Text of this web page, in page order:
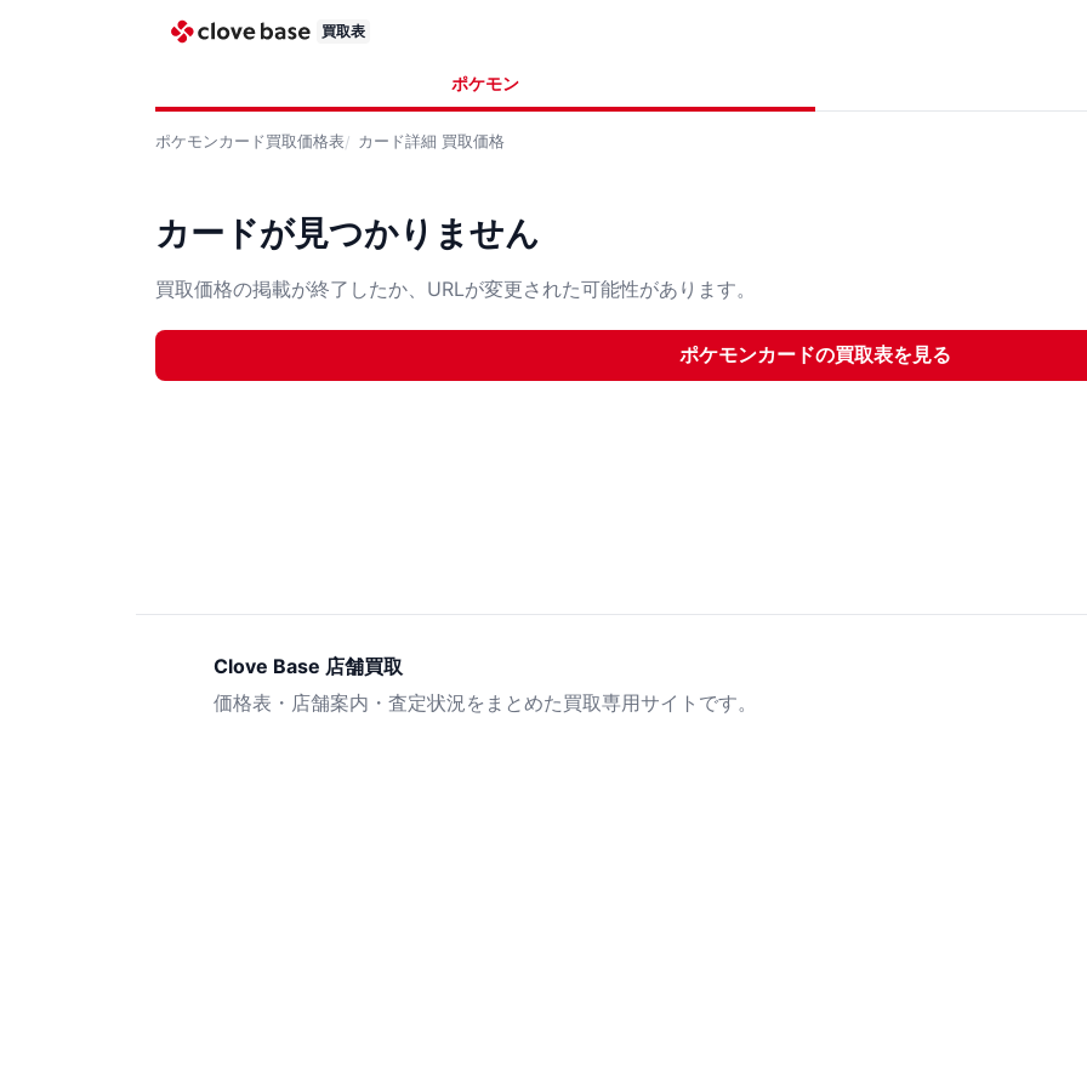
買取表
ポケモン
ポケモンカード買取価格表 カード詳細 買取価格
カードが見つかりません
買取価格の掲載が終了したか、URLが変更された可能性があります。
ポケモンカードの買取表を見る
Clove Base 店舗買取
価格表・店舗案内・査定状況をまとめた買取専用サイトです。